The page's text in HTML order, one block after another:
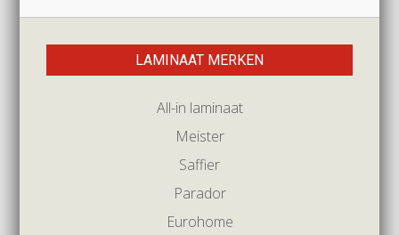
LAMINAAT MERKEN
All-in laminaat
Meister
Saffier
Parador
Eurohome